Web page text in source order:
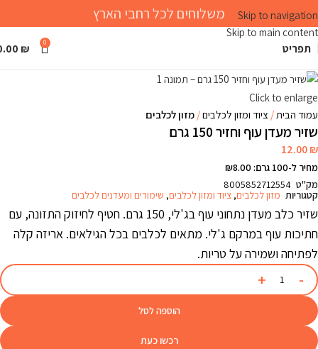
Skip to navigation
Skip to main content
משלוחים לכל רחבי הארץ
תפריט 0
₪
Click to enlarge
עמוד הבית
ציוד ומזון לכלבים מזון לכלבים
שזיר מעדן עוף וחזיר 150 גרם
12.00₪
מחיר ל-100 גרם: ₪8.00
מק"ט 8005852712554
קטגוריות מזון לכלבים, ציוד ומזון לכלבים, שימורים ומעדנים לכלבים
שזיר כלב מעדן נתחוני עוף בג'לי, 150 גרם. חטיף לחיזוק התזונה, עם
חתיכות עוף במרקם ג'לי. מתאים לכלבים בכל הגילאים. אריזה קלה
לפתיחה ושמירה על טריות.
הוספה לסל
רכשו כעת